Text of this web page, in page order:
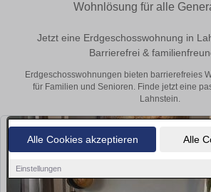
Alle Cookies akzeptieren Alle
Einstellungen
Wohnlösung für alle
Jetzt eine Erdgeschosswohnung in
Barrierefrei &
Erdgeschosswohnungen bieten barrierefreies
für Familien und Senioren. Finde jetzt eine
Lahnstein.